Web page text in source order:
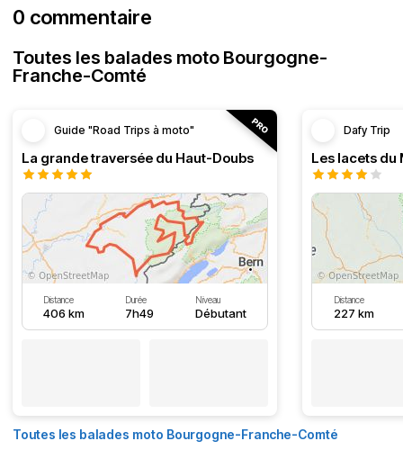
0 commentaire
Toutes les balades moto Bourgogne-
Franche-Comté
Guide "Road Trips à moto"
La grande traversée du Haut-Doubs
Distance
406 km
Durée
7h49
Niveau
Débutant
Dafy Trip
Les lacets du
Distance
227 km
Toutes les balades moto Bourgogne-Franche-Comté